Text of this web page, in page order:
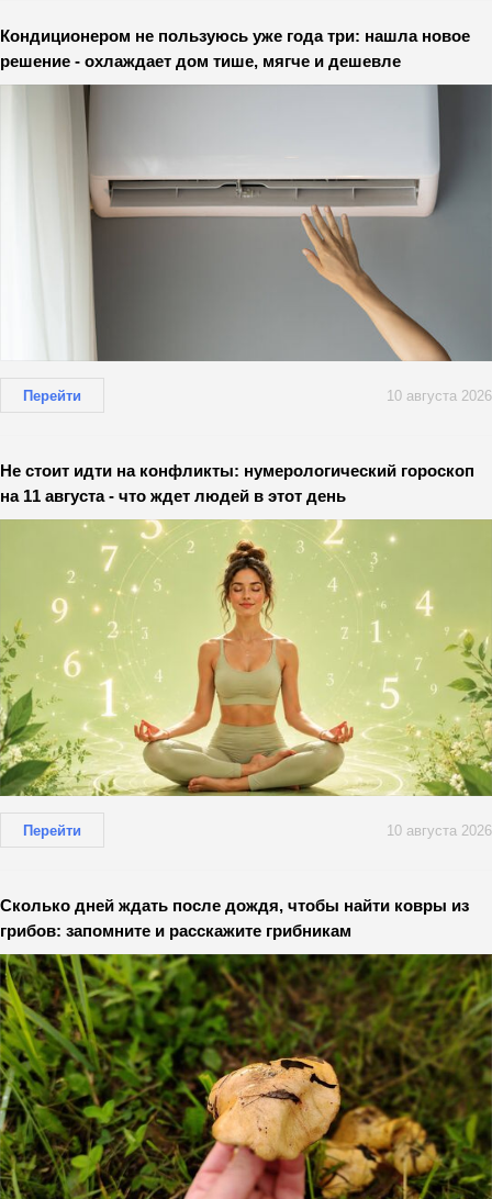
Кондиционером не пользуюсь уже года три: нашла новое
решение - охлаждает дом тише, мягче и дешевле
Перейти 10 августа 2026
Не стоит идти на конфликты: нумерологический гороскоп
на 11 августа - что ждет людей в этот день
Перейти 10 августа 2026
Сколько дней ждать после дождя, чтобы найти ковры из
грибов: запомните и расскажите грибникам